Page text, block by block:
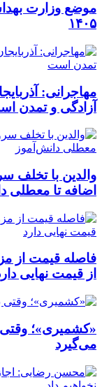
موضع وزارت
۱۴۰۵
مهاجرانی:
آزادگی و تمدن
والدین با تخلف
اضافه تا معطلی
فاصله قیمت از
از قیمت نهایی
«کشمیری»؛
می‌گیرد